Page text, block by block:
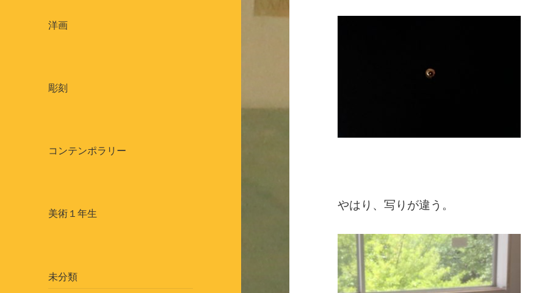
洋画
彫刻
コンテンポラリー
美術１年生
未分類
やはり、写りが違う。